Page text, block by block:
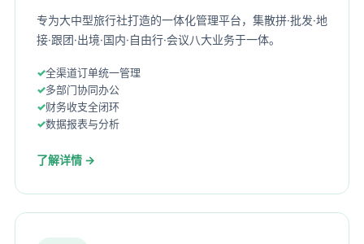
专为大中型旅行社打造的一体化管理平台，集散拼·批发·地
接·跟团·出境·国内·自由行·会议八大业务于一体。
全渠道订单统一管理
多部门协同办公
财务收支全闭环
数据报表与分析
了解详情 →